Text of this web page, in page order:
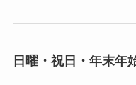
日曜・祝日・年末年